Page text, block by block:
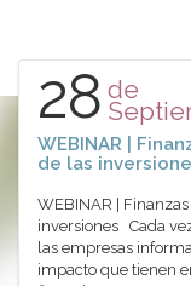
28 de
WEBINAR |
de las
WEBINAR |
inversiones Cada
las empresas
impacto que tienen